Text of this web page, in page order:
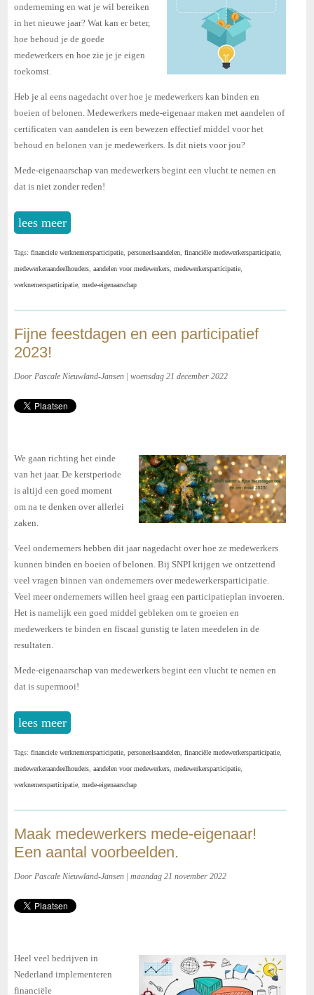
onderneming en wat je wil bereiken
in het nieuwe jaar? Wat kan er beter,
hoe behoud je de goede
medewerkers en hoe zie je je eigen
toekomst.
Heb je al eens nagedacht over hoe je medewerkers kan binden en
boeien of belonen. Medewerkers mede-eigenaar maken met aandelen of
certificaten van aandelen is een bewezen effectief middel voor het
behoud en belonen van je medewerkers. Is dit niets voor jou?
Mede-eigenaarschap van medewerkers begint een vlucht te nemen en
dat is niet zonder reden!
lees meer
Tags:financiele werknemersparticipatie ,personeelsaandelen ,financiële medewerkersparticipatie
medewerkeraandeelhouders ,aandelen voor medewerkers ,medewerkersparticipatie
werknemersparticipatie ,mede-eigenaarschap
Fijne feestdagen en een participatief
2023!
Door Pascale Nieuwland-Jansen | woensdag 21 december 2022
We gaan richting het einde
van het jaar. De kerstperiode
is altijd een goed moment
om na te denken over allerlei
zaken.
Veel ondernemers hebben dit jaar nagedacht over hoe ze medewerkers
kunnen binden en boeien of belonen. Bij SNPI krijgen we ontzettend
veel vragen binnen van ondernemers over medewerkersparticipatie.
Veel meer ondernemers willen heel graag een participatieplan invoeren.
Het is namelijk een goed middel gebleken om te groeien en
medewerkers te binden en fiscaal gunstig te laten meedelen in de
resultaten.
Mede-eigenaarschap van medewerkers begint een vlucht te nemen en
dat is supermooi!
lees meer
Tags:financiele werknemersparticipatie ,personeelsaandelen ,financiële medewerkersparticipatie
medewerkeraandeelhouders ,aandelen voor medewerkers ,medewerkersparticipatie
werknemersparticipatie ,mede-eigenaarschap
Maak medewerkers mede-eigenaar!
Een aantal voorbeelden.
Door Pascale Nieuwland-Jansen | maandag 21 november 2022
Heel veel bedrijven in
Nederland implementeren
financiële